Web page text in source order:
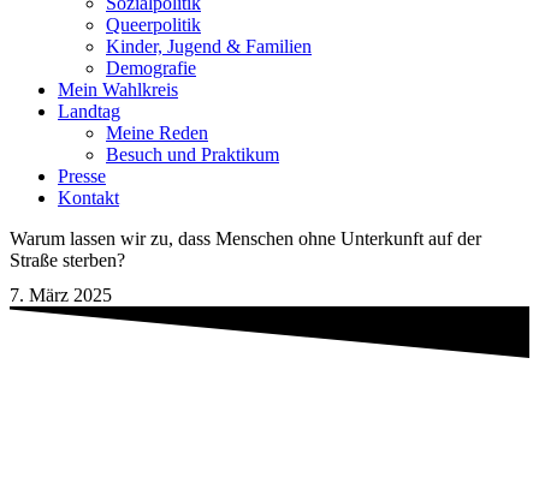
Queerpolitik
Kinder, Jugend & Familien
Demografie
Mein Wahlkreis
Landtag
Meine Reden
Besuch und Praktikum
Presse
Kontakt
Warum lassen wir zu, dass Menschen ohne Unterkunft auf der
Straße sterben?
7. März 2025